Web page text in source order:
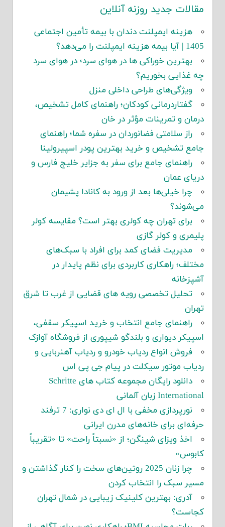
مقالات جدید روزنه آنلاین
هزینه ایمپلنت دندان با بیمه تأمین اجتماعی
1405 | آیا بیمه هزینه ایمپلنت را می‌دهد؟
بهترین خوراکی ها در هوای سرد؛ در هوای سرد
چه غذایی بخوریم؟
ویژگی‌های طراحی داخلی منزل
گفتاردرمانی کودکان؛ راهنمای کامل تشخیص،
درمان و تمرینات مؤثر در خان
راز سلامتی فضانوردان در سفره شما؛ راهنمای
جامع تشخیص و خرید بهترین پودر اسپیرولینا
راهنمای جامع برای سفر به جزایر خلیج فارس و
دریای عمان
چرا خیلی‌ها بعد از ورود به کانادا پشیمان
می‌شوند؟
برای تهران چه کولری بهتر است؟ مقایسه کولر
پلیمری و کولر گازی
مدیریت فضای کمد برای افراد با سبک‌های
مختلف؛ راهکاری کاربردی برای نظم پایدار در
آشپزخانه
تحلیل تخصصی رویه های قضایی از غرب تا شرق
تهران
راهنمای جامع انتخاب و خرید اسپیکر سقفی،
اسپیکر دیواری و بلندگو شیپوری از فروشگاه آوازک
فروش انواع ردیاب خودرو و ردیاب آهنربایی و
ردیاب موتور سیکلت در پیام جی پی اس
دانلود رایگان مجموعه کتاب های Schritte
International زبان آلمانی
نورپردازی مخفی با ال ای دی نواری: 7 ترفند
حرفه‌ای برای خانه‌های مدرن ایرانی
اخذ ویزای شینگن؛ از «نسبتاً راحت» تا «تقریباً
کابوس»
چرا زنان 2025 روتین‌های سخت را کنار گذاشتن و
مسیر سبک را انتخاب کردن
آدری: بهترین کلینیک زیبایی در شمال تهران
کجاست؟